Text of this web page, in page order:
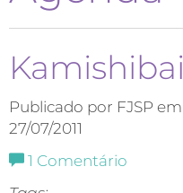
Kamishibai
Publicado por FJSP em
27/07/2011
1 Comentário